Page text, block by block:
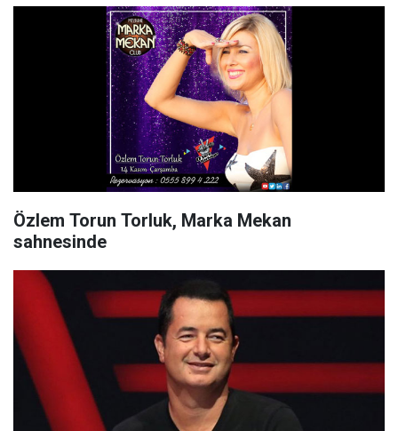
Özlem Torun Torluk, Marka Mekan
sahnesinde